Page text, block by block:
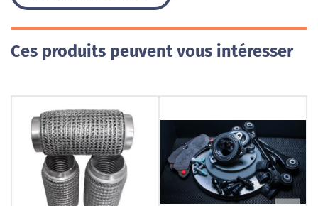
Ces produits peuvent vous intéresser